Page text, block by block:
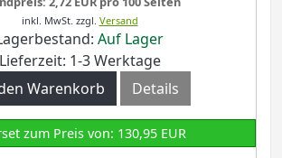
inkl. MwSt. zzgl. Versand
Auf Lager
Lieferzeit: 1-3 Werktage
Warenkorb
Details
zum Preis von: 130,95 EUR